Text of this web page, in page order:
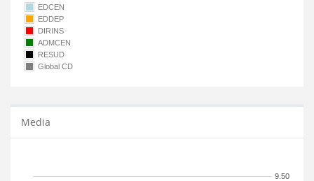
EDCEN
EDDEP
DIRINS
ADMCEN
RESUD
Global CD
Media
9.50